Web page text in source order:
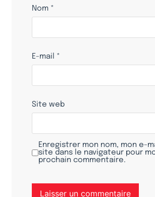
Nom *
E-mail *
Site web
Enregistrer mon nom, mon e-
site dans le navigateur pour
prochain commentaire.